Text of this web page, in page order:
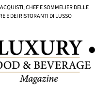
CHEF E SOMMELIER DELLE
E DEI RISTORANTI DI LUSSO